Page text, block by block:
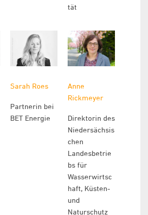
tät
Sarah Roes
Partnerin bei
BET Energie
Anne
Rickmeyer
Direktorin des
Niedersächsis
chen
Landesbetrie
bs für
Wasserwirtsc
haft, Küsten-
und
Naturschutz